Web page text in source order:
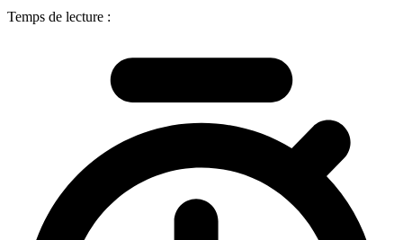
Temps de lecture :